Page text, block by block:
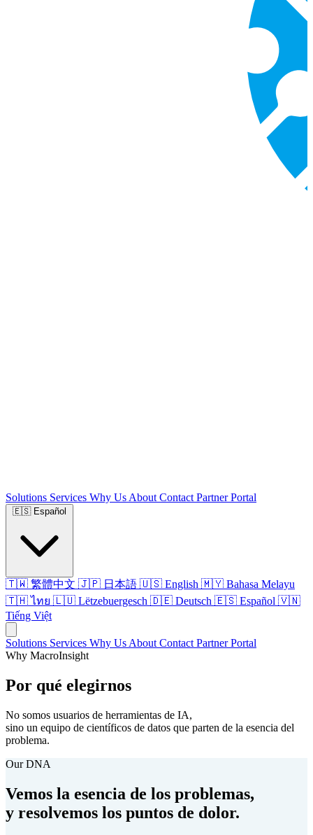
Solutions Services Why Us About Contact Partner Portal
🇪🇸 Español
🇹🇼 繁體中文 🇯🇵 日本語 🇺🇸 English 🇲🇾 Bahasa Melayu
🇹🇭 ไทย 🇱🇺 Lëtzebuergesch 🇩🇪 Deutsch 🇪🇸 Español 🇻🇳
Tiếng Việt
Solutions Services Why Us About Contact Partner Portal
Why MacroInsight
Por qué elegirnos
No somos usuarios de herramientas de IA,
sino un equipo de científicos de datos que parten de la esencia del
problema.
Our DNA
Vemos la esencia de los problemas,
y resolvemos los puntos de dolor.